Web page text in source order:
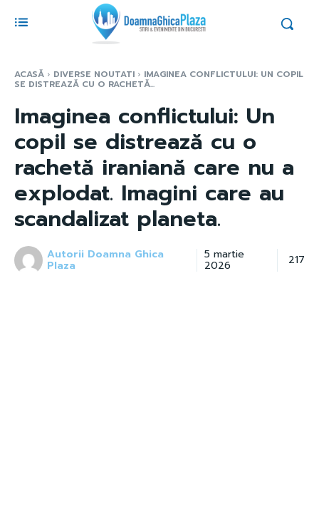
ACASĂ DIVERSE NOUTATI IMAGINEA CONFLICTULUI: UN COPIL
SE DISTREAZĂ CU O RACHETĂ...
Imaginea conflictului: Un
copil se distrează cu o
rachetă iraniană care nu a
explodat. Imagini care au
scandalizat planeta.
Autorii Doamna Ghica
Plaza
5 martie
2026 217